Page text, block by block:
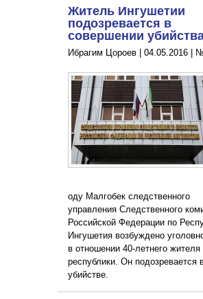
Житель Ингушетии
подозревается в
совершении
Ибрагим Цороев | 04.05.2016 |
оду Малгобек следственного
управления Следственного
Российской Федерации по
Ингушетия возбуждено
в отношении 40-летнего жителя
республики. Он подозревается
убийстве.